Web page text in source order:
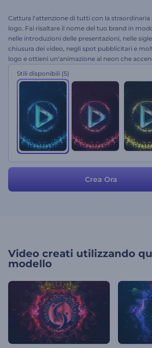
Cattura l'attenzione di tutti con la straordinaria
logo. Fai risaltare il nome del tuo brand in
nelle introduzioni delle presentazioni, nelle
chiusura dei video, negli spot pubblicitari e
logo e ottieni un'animazione al neon che
tua occasione per brillare di una nuova
Stili disponibili (5)
Crea Ora
Video creati utilizzando
modello